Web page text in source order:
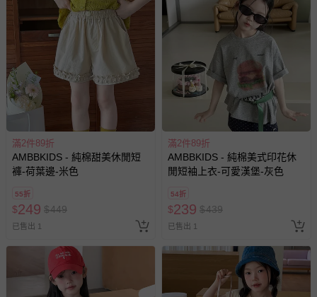
針對滿件折/滿額贈…等活動，如因部份退貨，而該訂單保
留商品未達活動門檻，將以原價計算，活動贈品亦需一併退
回。
部分商品依據消費者保護法的規定，不適用七天鑑賞期/猶
豫期範圍：
易於腐敗、保存期限較短或解約時即將逾期（例如生鮮
商品、食品等）。
客製化商品（例如客製生日書、姓名貼等）。
報紙、期刊或雜誌（惟書籍如經拆封、使用，則酌收整
新費用）。
經消費者拆封之影音商品或電腦軟體（例如 DVD、CD
等）。
上服務，經消費者事先同意始提供（例如線上課程、遊
戲或活動點數等）。
已拆封之以下類型商品：
滿2件89折
AMBBKIDS - 純棉甜美休閒短
褲-荷葉邊-米色
55折
$249 $449
已售出 1
滿2件89折
AMBBKIDS - 純棉美式印花休
閒短袖上衣-可愛漢堡-灰色
54折
$239 $439
已售出 1